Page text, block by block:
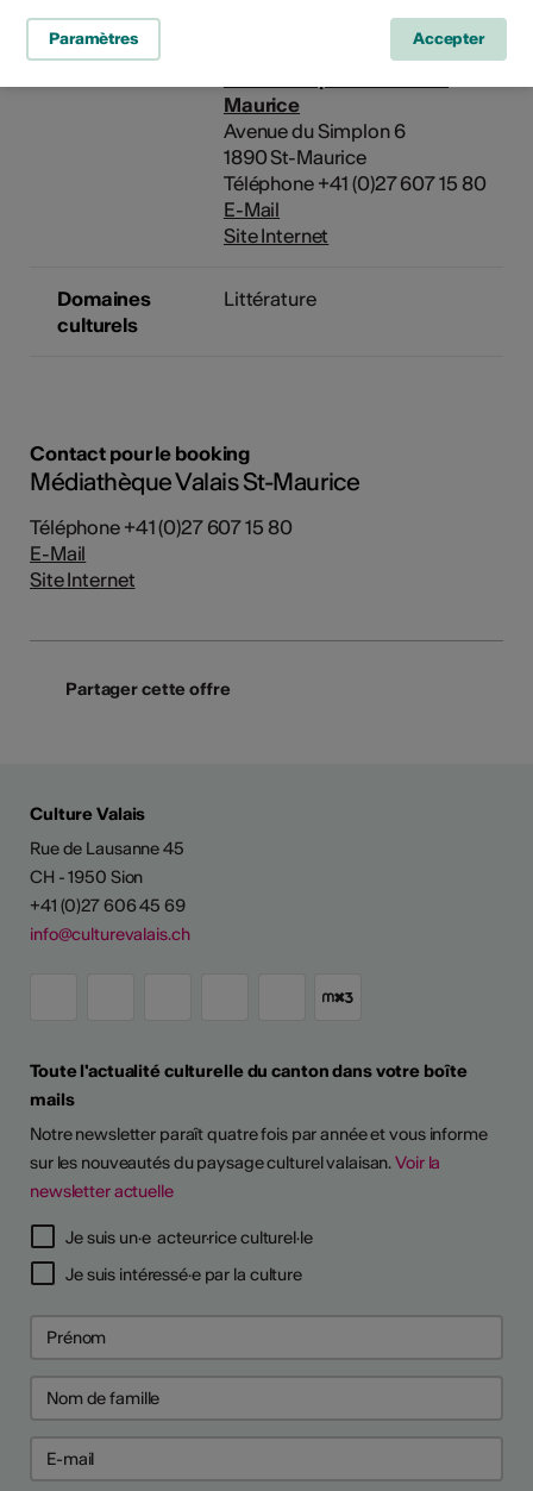
prévenir
prévenir
Maurice
Avenue du Simplon 6
1890 St-Maurice
Téléphone +41 (0)27 607 15 80
E-Mail
Site Internet
Domaines
culturels
Littérature
Contact pour le booking
Médiathèque Valais St-Maurice
Téléphone +41 (0)27 607 15 80
E-Mail
Site Internet
Partager cette offre
Culture Valais
Rue de Lausanne 45
CH - 1950 Sion
+41 (0)27 606 45 69
info@culturevalais.ch
Toute l'actualité culturelle du canton dans votre boîte
mails
Notre newsletter paraît quatre fois par année et vous informe
sur les nouveautés du paysage culturel valaisan.Voir la
newsletter actuelle
Je suis un·e acteur·rice culturel·le
Je suis intéressé·e par la culture
Paramètres Accepter